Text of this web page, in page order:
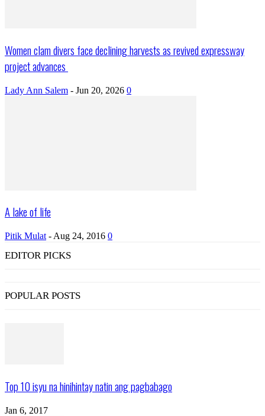
Women clam divers face declining harvests as revived expressway
project advances
Lady Ann Salem - Jun 20, 2026 0
A lake of life
Pitik Mulat - Aug 24, 2016 0
EDITOR PICKS
POPULAR POSTS
Top 10 isyu na hinihintay natin ang pagbabago
Jan 6, 2017